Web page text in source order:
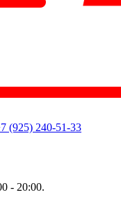
(925) 240-51-33
- 20:00.